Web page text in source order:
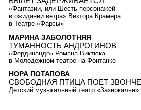
«Фантазии, или Шесть персонажей
в ожидании ветра» Виктора Крамера
в Театре «Фарсы»
МАРИНА ЗАБОЛОТНЯЯ
ТУМАННОСТЬ АНДРОГИНОВ
«Фердинандо» Романа Виктюка
в Молодежном театре на Фонтанке
НОРА ПОТАПОВА
СВОБОДНАЯ ПТИЦА ПОЕТ ЗВОНЧЕ
Детский музыкальный театр «Зазеркалье»